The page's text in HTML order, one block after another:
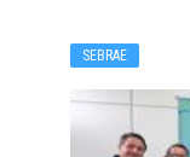
SEBRAE